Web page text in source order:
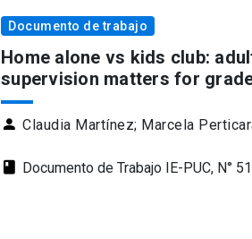
Documento de trabajo
Home alone vs kids club:
supervision matters for
person Claudia Martínez; Marcela
class Documento de Trabajo IE-PUC, N°